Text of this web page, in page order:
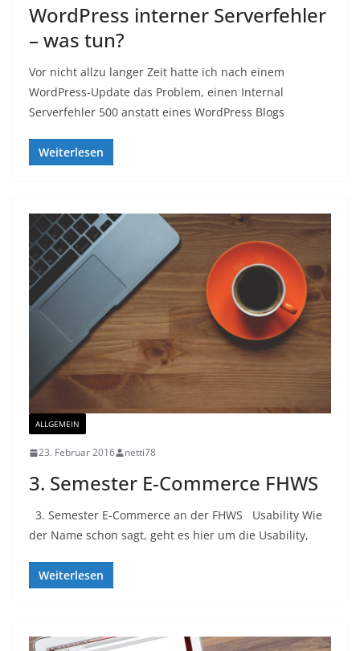
WordPress interner Serverfehler
– was tun?
Vor nicht allzu langer Zeit hatte ich nach einem
WordPress-Update das Problem, einen Internal
Serverfehler 500 anstatt eines WordPress Blogs
Weiterlesen
ALLGEMEIN
23. Februar 2016 netti78
3. Semester E-Commerce FHWS
3. Semester E-Commerce an der FHWS Usability Wie
der Name schon sagt, geht es hier um die Usability,
Weiterlesen